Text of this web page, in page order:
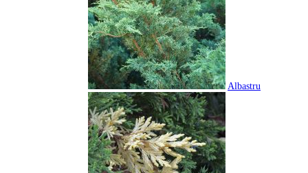
Albastru